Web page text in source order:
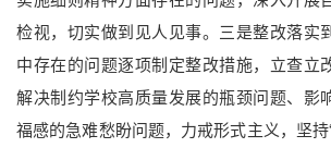
检视，切实做到见人见事。三是整改落实
中存在的问题逐项制定整改措施，立查立
解决制约学校高质量发展的瓶颈问题、影
福感的急难愁盼问题，力戒形式主义，坚